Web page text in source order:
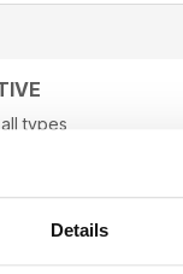
Details
types